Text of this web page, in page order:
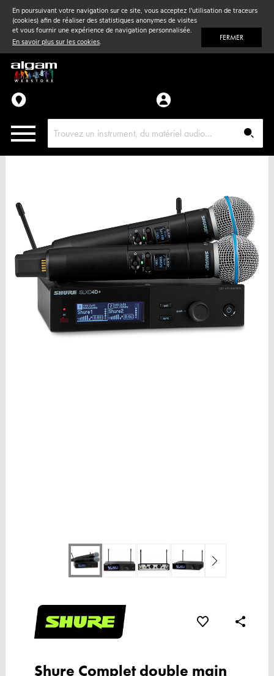
En poursuivant votre navigation sur ce site, vous acceptez l'utilisation de traceurs
(cookies) afin de réaliser des statistiques anonymes de visites
et vous fournir une expérience de navigation personnalisée.
En savoir plus sur les cookies. FERMER
Vent& Violon
Accessoires
Pièces détachées
Shure Complet double main